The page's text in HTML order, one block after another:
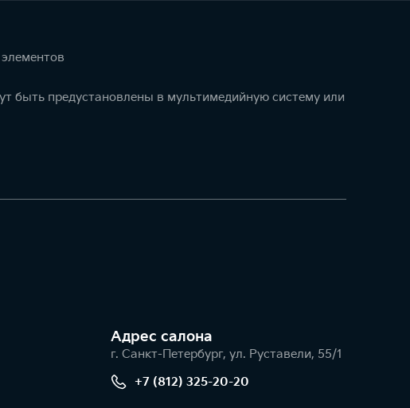
быть предустановлены в мультимедийную систему или
Адрес салонa
г. Санкт-Петербург, ул. Руставели, 55/1
+7 (812) 325-20-20